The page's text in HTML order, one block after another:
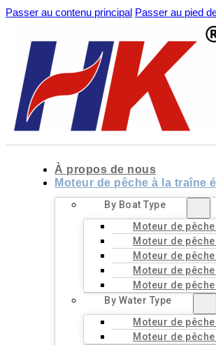
Passer au contenu principal Passer au pied
À propos de nous
Moteur de pêche à la traîne
By Boat Type
Moteur de
Moteur de
Moteur de
Moteur de
Moteur de
By Water Type
Moteur de
Moteur de